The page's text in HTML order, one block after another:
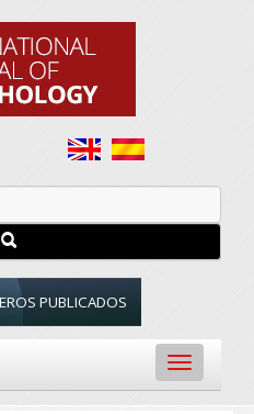
PUBLICADOS
Toggle
navigation